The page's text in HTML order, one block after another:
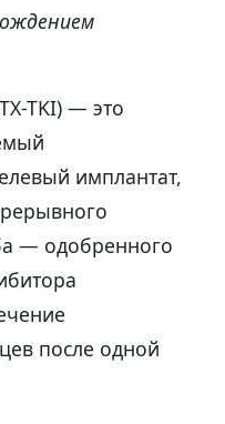
TKI) — это
имплантат,
— одобренного
после одной